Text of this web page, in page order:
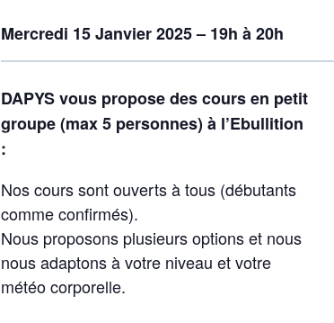
Mercredi 15 Janvier 2025 – 19h à 20h
DAPYS vous propose des cours en petit
groupe (max 5 personnes) à l’Ebullition
:
Nos cours sont ouverts à tous (débutants
comme confirmés).
Nous proposons plusieurs options et nous
nous adaptons à votre niveau et votre
météo corporelle.